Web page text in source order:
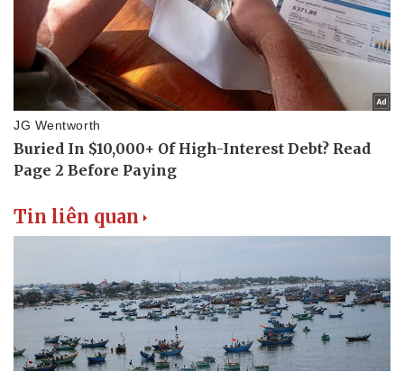
Thể thao
Bóng đá
Lịch thi đấu bóng đá
Thế giới thể thao
Ô tô - Xe máy
Xe máy
Tư vấn
Tin liên quan